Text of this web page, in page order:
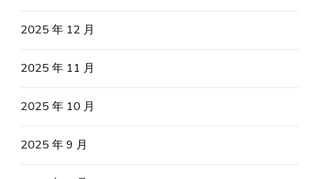
2025 年 12 月
2025 年 11 月
2025 年 10 月
2025 年 9 月